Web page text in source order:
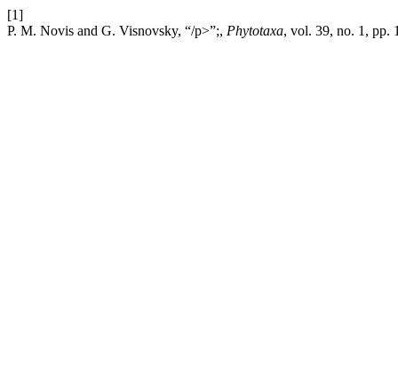
[1]
P. M. Novis and G. Visnovsky, “/p>”;, Phytotaxa, vol. 39, no. 1, pp.